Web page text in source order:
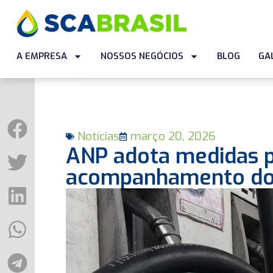
A EMPRESA NOSSOS NEGÓCIOS BLOG
Notícias março 20, 2026
ANP adota medidas
acompanhamento